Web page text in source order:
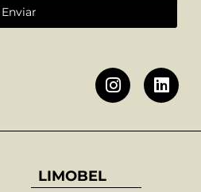
Enviar
LIMOBEL